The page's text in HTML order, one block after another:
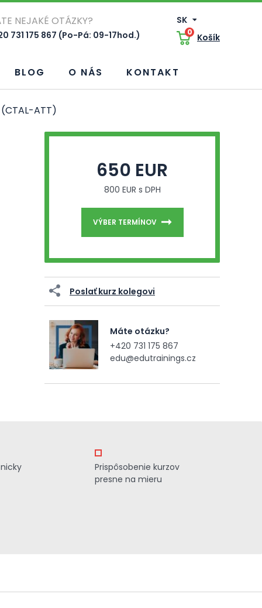
NEJAKÉ OTÁZKY?
731 175 867 (Po-Pá: 09-17hod.)
SK
0 Košík
BLOG O NÁS KONTAKT
ATT)
650 EUR
800 EUR s DPH
VÝBER TERMÍNOV
Poslať kurz kolegovi
Máte otázku?
+420 731 175 867
edu@edutrainings.cz
Prispôsobenie kurzov
presne na mieru